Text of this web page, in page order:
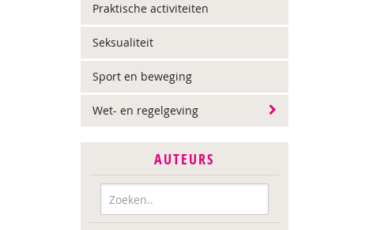
Praktische activiteiten
Seksualiteit
Sport en beweging
Wet- en regelgeving
AUTEURS